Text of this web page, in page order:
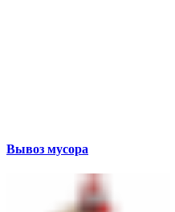
Вывоз мусора